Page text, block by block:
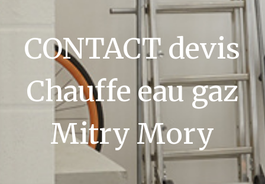
CONTACT devis
Chauffe eau gaz
Mitry Mory